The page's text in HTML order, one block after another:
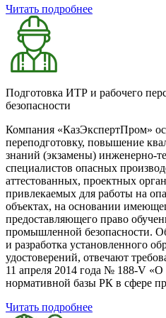
Читать подробнее
Подготовка ИТР и рабочего
безопасности
Компания «КазЭкспертПром»
переподготовку, повышение
знаний (экзамены) инженерно-
специалистов опасных
аттестованных, проектных
привлекаемых для работы на
объектах, на основании
предоставляющего право
промышленной безопасности.
и разработка установленного
удостоверений, отвечают
11 апреля 2014 года № 188-V «О
нормативной базы РК в сфере
Читать подробнее